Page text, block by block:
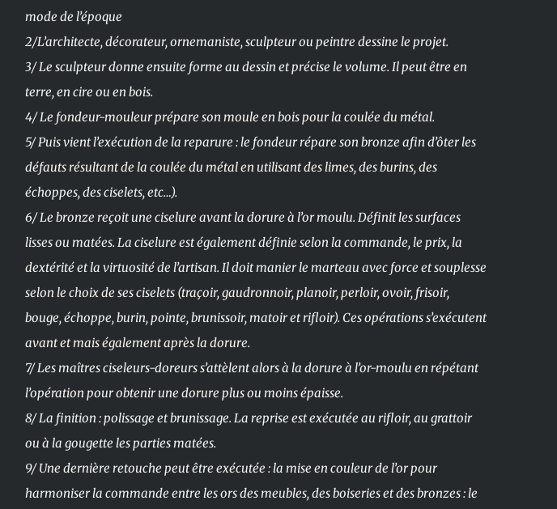
mode de l’époque
2/L’architecte, décorateur, ornemaniste, sculpteur ou peintre dessine le projet.
3/ Le sculpteur donne ensuite forme au dessin et précise le volume. Il peut être en
terre, en cire ou en bois.
4/ Le fondeur-mouleur prépare son moule en bois pour la coulée du métal.
5/ Puis vient l’exécution de la reparure : le fondeur répare son bronze afin d’ôter les
défauts résultant de la coulée du métal en utilisant des limes, des burins, des
échoppes, des ciselets, etc…).
6/ Le bronze reçoit une ciselure avant la dorure à l’or moulu. Définit les surfaces
lisses ou matées. La ciselure est également définie selon la commande, le prix, la
dextérité et la virtuosité de l’artisan. Il doit manier le marteau avec force et souplesse
selon le choix de ses ciselets (traçoir, gaudronnoir, planoir, perloir, ovoir, frisoir,
bouge, échoppe, burin, pointe, brunissoir, matoir et rifloir). Ces opérations s’exécutent
avant et mais également après la dorure.
7/ Les maîtres ciseleurs-doreurs s’attèlent alors à la dorure à l’or-moulu en répétant
l’opération pour obtenir une dorure plus ou moins épaisse.
8/ La finition : polissage et brunissage. La reprise est exécutée au rifloir, au grattoir
ou à la gougette les parties matées.
9/ Une dernière retouche peut être exécutée : la mise en couleur de l’or pour
harmoniser la commande entre les ors des meubles, des boiseries et des bronzes : le